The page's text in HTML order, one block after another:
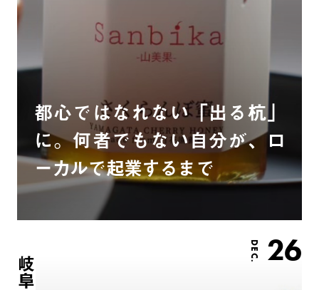
都心ではなれない「出る杭」
に。何者でもない自分が、ロ
ーカルで起業するまで
DEC. 26
岐阜